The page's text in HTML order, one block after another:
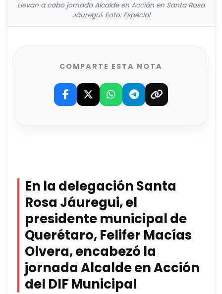
Llevan a cabo jornada Alcalde en Acción en Santa Rosa
Jáuregui. Foto: Especial
COMPARTE ESTA NOTA
En la delegación Santa
Rosa Jáuregui, el
presidente municipal de
Querétaro, Felifer Macías
Olvera, encabezó la
jornada Alcalde en Acción
del DIF Municipal